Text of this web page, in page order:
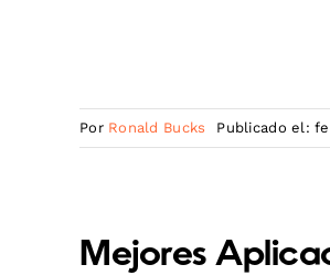
Por Ronald Bucks Publicado el:
Mejores